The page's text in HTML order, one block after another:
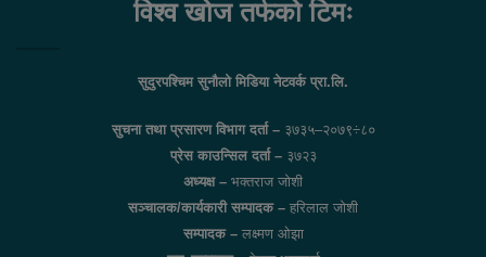
विश्व खोज तर्फको टिमः
सुदुरपश्चिम सुनौलो मिडिया नेटवर्क प्रा.लि.
सुचना तथा प्रसारण विभाग दर्ता – ३७३५–२०७९÷८०
प्रेस काउन्सिल दर्ता – ३७२३
अध्यक्ष – भक्तराज जोशी
सञ्चालक/कार्यकारी सम्पादक – हरिलाल जोशी
सम्पादक –लक्ष्मण ओझा